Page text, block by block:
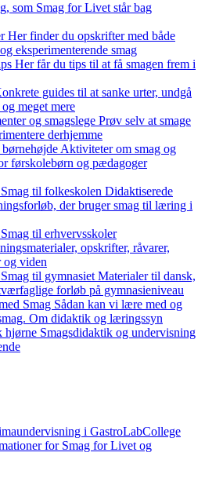
som Smag for Livet står bag
Her finder du opskrifter med både
eksperimenterende smag
Her får du tips til at få smagen frem i
guides til at sanke urter, undgå
meget mere
og smagslege Prøv selv at smage
derhjemme
Aktiviteter om smag og
førskolebørn og pædagoger
til folkeskolen Didaktiserede
der bruger smag til læring i
til erhvervsskoler
opskrifter, råvarer,
og viden
til gymnasiet Materialer til dansk,
forløb på gymnasieniveau
Smag Sådan kan vi lære med og
Om didaktik og læringssyn
hjørne Smagsdidaktik og undervisning
i GastroLabCollege
for Smag for Livet og